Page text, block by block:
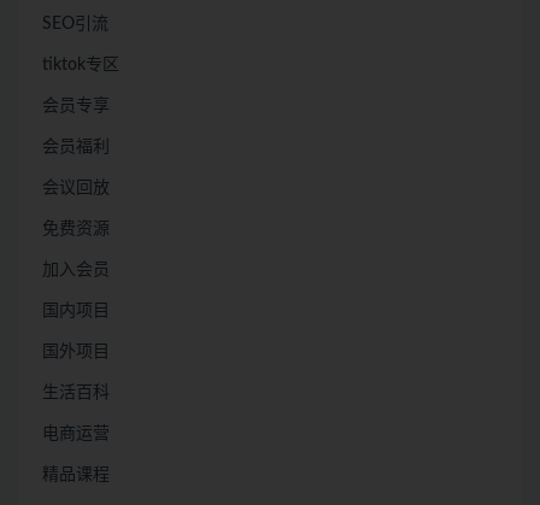
SEO引流
tiktok专区
会员专享
会员福利
会议回放
免费资源
加入会员
国内项目
国外项目
生活百科
电商运营
精品课程